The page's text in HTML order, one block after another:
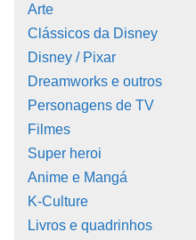
Arte
Clássicos da Disney
Disney / Pixar
Dreamworks e outros
Personagens de TV
Filmes
Super heroi
Anime e Mangá
K-Culture
Livros e quadrinhos